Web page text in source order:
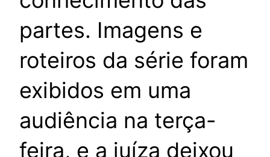
partes. Imagens e
roteiros da série foram
exibidos em uma
audiência na terça-
feira, e a juíza deixou